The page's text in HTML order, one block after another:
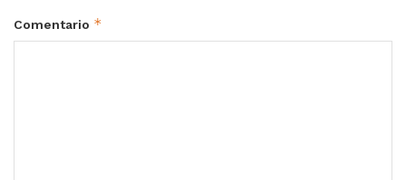
Comentario *